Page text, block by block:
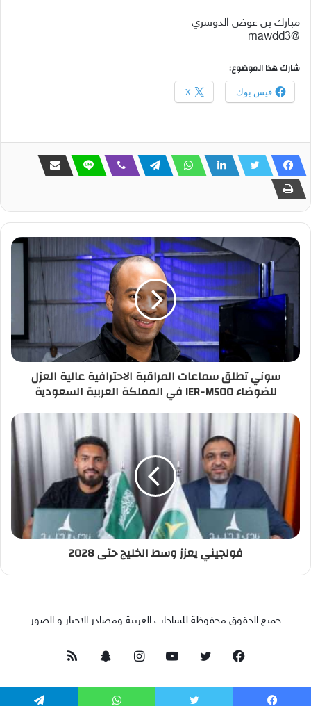
مبارك بن عوض الدوسري
@mawdd3
شارك هذا الموضوع:
فيس بوك X
سوني تطلق سماعات المراقبة الاحترافية عالية العزل
للضوضاء IER-M500 في المملكة العربية السعودية
فولجيني يعزز وسط الخليج حتى 2028
جميع الحقوق محفوظة للساحات العربية ومصادر الاخبار و الصور
فيسبوك تويتر يوتيوبانستقرامسناب
تشات
ملخص
الموقع